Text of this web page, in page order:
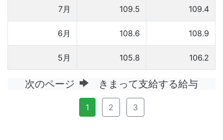
7月 109.5 109.4
6月 108.6 108.9
5月 105.8 106.2
次のページ きまって支給する給与
1 2 3